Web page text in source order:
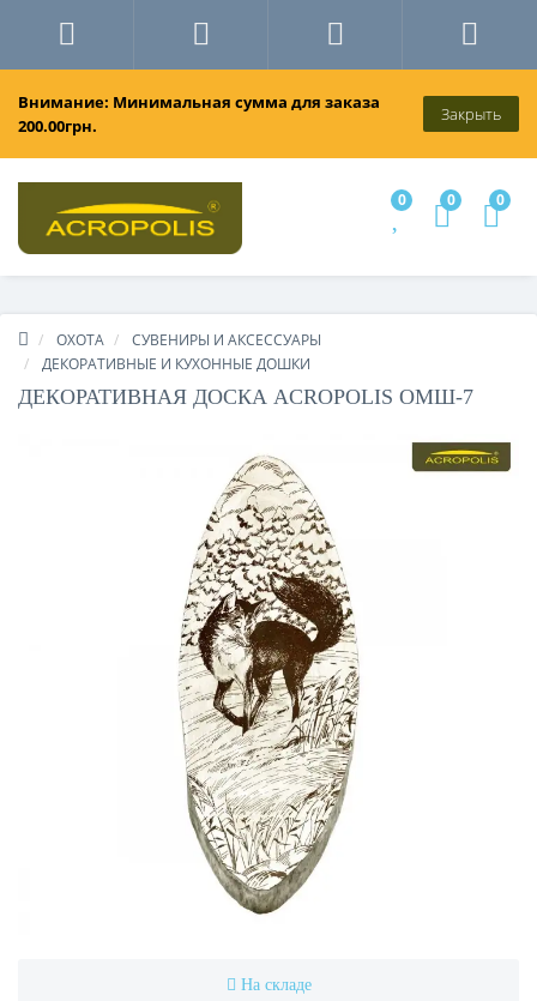
Внимание: Минимальная сумма для заказа
200.00грн.
Закрыть
0 0 0
ОХОТА
СУВЕНИРЫ И АКСЕССУАРЫ
ДЕКОРАТИВНЫЕ И КУХОННЫЕ ДОШКИ
ДЕКОРАТИВНАЯ ДОСКА ACROPOLIS ОМШ-7
На складе